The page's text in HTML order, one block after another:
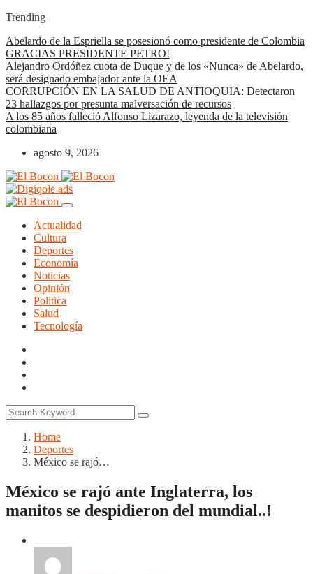
Trending
Abelardo de la Espriella se posesionó como presidente de Colombia
GRACIAS PRESIDENTE PETRO!
Alejandro Ordóñez cuota de Duque y de los «Nunca» de Abelardo,
será designado embajador ante la OEA
CORRUPCIÓN EN LA SALUD DE ANTIOQUIA: Detectaron
23 hallazgos por presunta malversación de recursos
A los 85 años falleció Alfonso Lizarazo, leyenda de la televisión
colombiana
agosto 9, 2026
Actualidad
Cultura
Deportes
Economía
Noticias
Opinión
Politica
Salud
Tecnología
Home
Deportes
México se rajó…
México se rajó ante Inglaterra, los
manitos se despidieron del mundial..!